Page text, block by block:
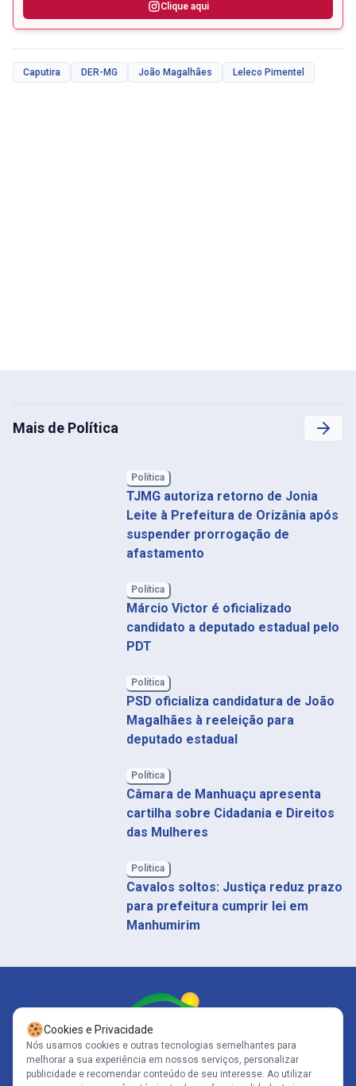
Clique aqui
Caputira DER-MG João Magalhães Leleco Pimentel
Mais de Política
Política
TJMG autoriza retorno de Jonia
Leite à Prefeitura de Orizânia após
suspender prorrogação de
afastamento
Política
Márcio Victor é oficializado
candidato a deputado estadual pelo
PDT
Política
PSD oficializa candidatura de João
Magalhães à reeleição para
deputado estadual
Política
Câmara de Manhuaçu apresenta
cartilha sobre Cidadania e Direitos
das Mulheres
Política
Cavalos soltos: Justiça reduz prazo
para prefeitura cumprir lei em
Manhumirim
Siga-nos
Cookies e Privacidade
Nós usamos cookies e outras tecnologias semelhantes para
melhorar a sua experiência em nossos serviços, personalizar
publicidade e recomendar conteúdo de seu interesse. Ao utilizar